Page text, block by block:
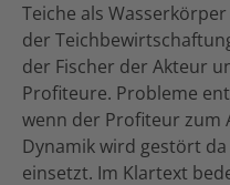
Teiche als
der
der Fischer der Akteur
Profiteure. Probleme
wenn der Profiteur zum
Dynamik wird gestört
einsetzt. Im Klartext